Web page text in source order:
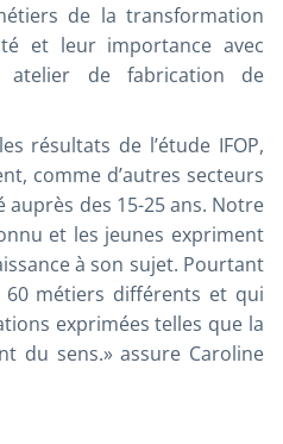
de la transformation
et leur importance avec
atelier de fabrication de
résultats de l’étude IFOP,
comme d’autres secteurs
auprès des 15-25 ans. Notre
et les jeunes expriment
à son sujet. Pourtant
métiers différents et qui
exprimées telles que la
du sens.» assure Caroline